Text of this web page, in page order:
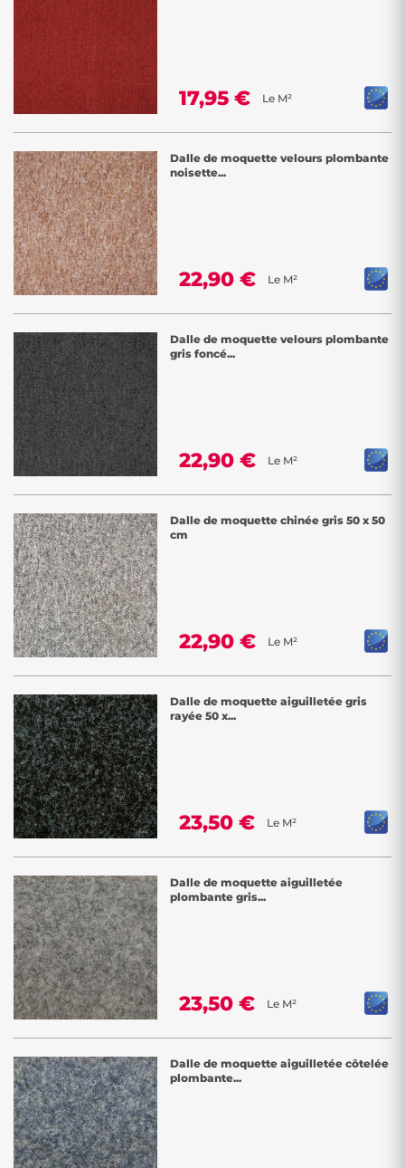
17,95 € Le M²
Dalle de moquette velours plombante
noisette...
22,90 € Le M²
Dalle de moquette velours plombante
gris foncé...
22,90 € Le M²
Dalle de moquette chinée gris 50 x 50
cm
22,90 € Le M²
Dalle de moquette aiguilletée gris
rayée 50 x...
23,50 € Le M²
Dalle de moquette aiguilletée
plombante gris...
23,50 € Le M²
Dalle de moquette aiguilletée côtelée
plombante...